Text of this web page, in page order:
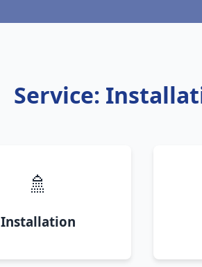
Service:
🚿
Installation